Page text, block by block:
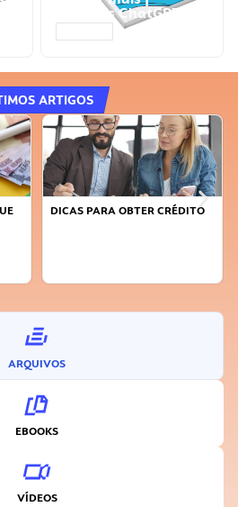
Prompts ChatGPT
ARTIGOS
FAÇA A DIFERENÇA: SEJA
ARQUIVOS
EBOOKS
VÍDEOS